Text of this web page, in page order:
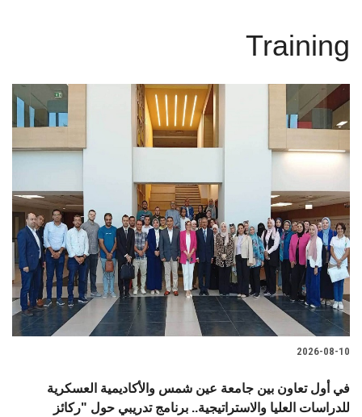
الأنظمة الذكية
الطلاب
هيئة التدريس
الدراسات العليا
الموظفون
Training
2026-08-10
في أول تعاون بين جامعة عين شمس والأكاديمية العسكرية
للدراسات العليا والاستراتيجية.. برنامج تدريبي حول "ركائز